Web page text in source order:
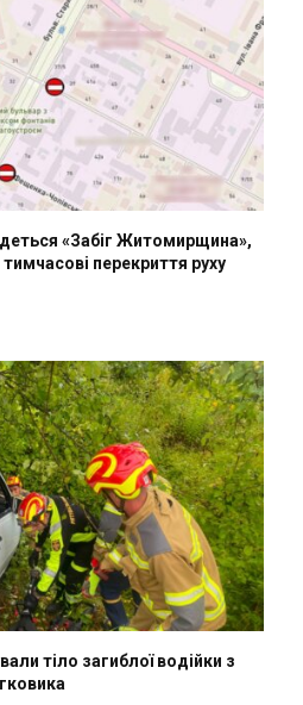
«Забіг Житомирщина»,
перекриття руху
тіло загиблої водійки з